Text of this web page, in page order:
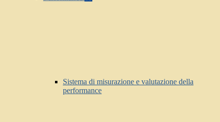
Sistema di misurazione e valutazione della
performance